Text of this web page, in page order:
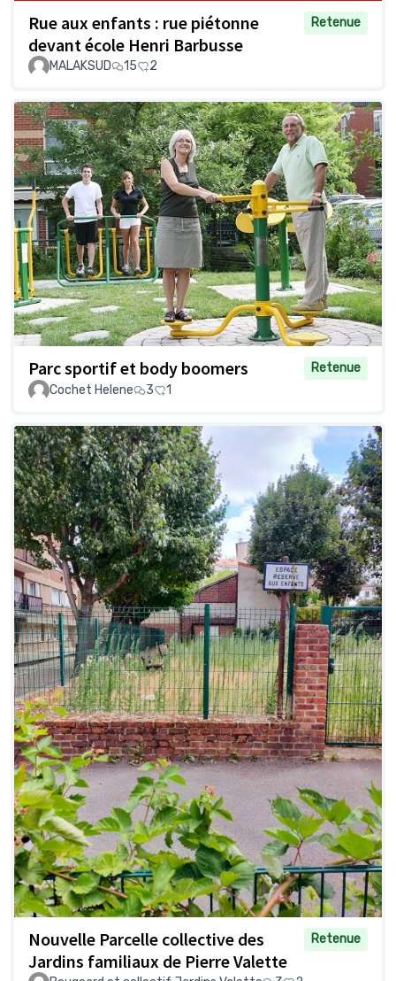
Rue aux enfants : rue piétonne
devant école Henri Barbusse
Retenue
MALAKSUD 15 2
Parc sportif et body boomers
Retenue
Cochet Helene
3 1
Nouvelle Parcelle collective des
Jardins familiaux de Pierre Valette
Retenue